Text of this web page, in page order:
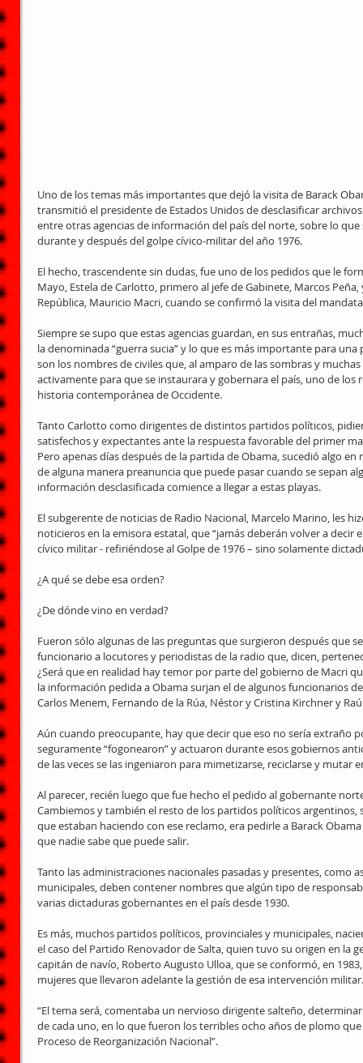
Uno de los temas más importantes que dejó la visita de Barack
transmitió el presidente de Estados Unidos de desclasificar
entre otras agencias de información del país del norte, sobre lo
durante y después del golpe cívico-militar del año 1976.
El hecho, trascendente sin dudas, fue uno de los pedidos que le
Mayo, Estela de Carlotto, primero al jefe de Gabinete, Marcos
República, Mauricio Macri, cuando se confirmó la visita del
Siempre se supo que estas agencias guardan, en sus entrañas,
la denominada “guerra sucia” y lo que es más importante para
son los nombres de civiles que, al amparo de las sombras y
activamente para que se instaurara y gobernara el país, uno de los
historia contemporánea de Occidente.
Tanto Carlotto como dirigentes de distintos partidos políticos,
satisfechos y expectantes ante la respuesta favorable del primer
Pero apenas días después de la partida de Obama, sucedió algo
de alguna manera preanuncia que puede pasar cuando se sepan
información desclasificada comience a llegar a estas playas.
El subgerente de noticias de Radio Nacional, Marcelo Marino, les
noticieros en la emisora estatal, que “jamás deberán volver a
cívico militar - refiriéndose al Golpe de 1976 – sino solamente
¿A qué se debe esa orden?
¿De dónde vino en verdad?
Fueron sólo algunas de las preguntas que surgieron después que
funcionario a locutores y periodistas de la radio que, dicen,
¿Será que en realidad hay temor por parte del gobierno de Macri
la información pedida a Obama surjan el de algunos funcionarios
Carlos Menem, Fernando de la Rúa, Néstor y Cristina Kirchner y
Aún cuando preocupante, hay que decir que eso no sería extraño
seguramente “fogonearon” y actuaron durante esos gobiernos
de las veces se las ingeniaron para mimetizarse, reciclarse y mutar
Al parecer, recién luego que fue hecho el pedido al gobernante
Cambiemos y también el resto de los partidos políticos
que estaban haciendo con ese reclamo, era pedirle a Barack
que nadie sabe que puede salir.
Tanto las administraciones nacionales pasadas y presentes, como
municipales, deben contener nombres que algún tipo de
varias dictaduras gobernantes en el país desde 1930.
Es más, muchos partidos políticos, provinciales y municipales,
el caso del Partido Renovador de Salta, quien tuvo su origen en la
capitán de navío, Roberto Augusto Ulloa, que se conformó, en
mujeres que llevaron adelante la gestión de esa intervención
“El tema será, comentaba un nervioso dirigente salteño,
de cada uno, en lo que fueron los terribles ocho años de plomo
Proceso de Reorganización Nacional”.